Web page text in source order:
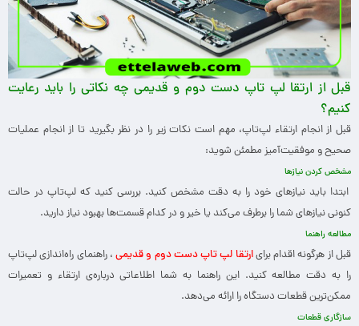
قبل از ارتقا لپ تاپ دست دوم و قدیمی چه نکاتی را باید رعایت
کنیم؟
قبل از انجام ارتقاء لپ‌تاپ، مهم است نکات زیر را در نظر بگیرید تا از انجام عملیات
صحیح و موفقیت‌آمیز مطمئن شوید:
مشخص کردن نیازها
ابتدا باید نیازهای خود را به دقت مشخص کنید. بررسی کنید که لپ‌تاپ در حالت
کنونی نیازهای شما را برطرف می‌کند یا خیر و در کدام قسمت‌ها بهبود نیاز دارید.
مطالعه راهنما
قبل از هرگونه اقدام برایارتقا لپ تاپ دست دوم و قدیمی، راهنمای راه‌اندازی لپ‌تاپ
را به دقت مطالعه کنید. این راهنما به شما اطلاعاتی درباره‌ی ارتقاء و تعمیرات
ممکن‌ترین قطعات دستگاه را ارائه می‌دهد.
سازگاری قطعات